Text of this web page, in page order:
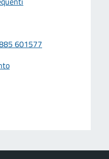
601577